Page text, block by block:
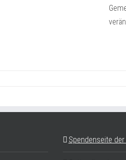
Spendenseite